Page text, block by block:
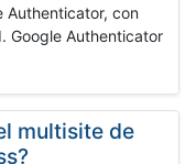
Authenticator, con
Google Authenticator
multisite de